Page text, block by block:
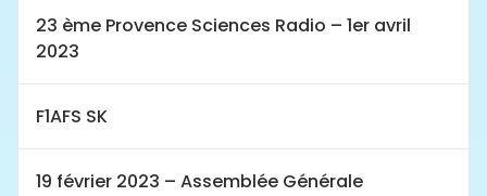
23 ème Provence Sciences Radio – 1er avril
2023
F1AFS SK
19 février 2023 – Assemblée Générale